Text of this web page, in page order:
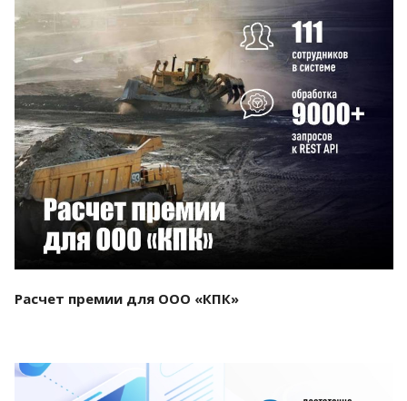
Смотреть проект
Расчет премии для ООО «КПК»